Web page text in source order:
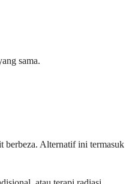
sama.
berbeza. Alternatif ini termasuk